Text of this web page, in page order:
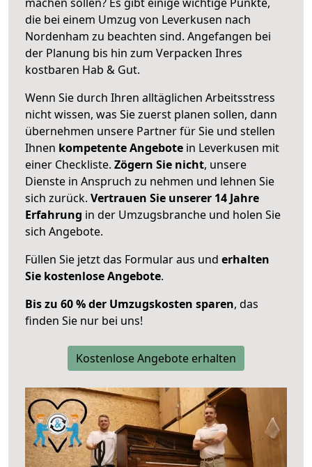
die bei einem Umzug von Leverkusen nach
Nordenham zu beachten sind. Angefangen bei
der Planung bis hin zum Verpacken Ihres
kostbaren Hab & Gut.
Wenn Sie durch Ihren alltäglichen Arbeitsstress
nicht wissen, was Sie zuerst planen sollen, dann
übernehmen unsere Partner für Sie und stellen
Ihnen kompetente Angebote in Leverkusen mit
einer Checkliste. Zögern Sie nicht, unsere
Dienste in Anspruch zu nehmen und lehnen Sie
sich zurück. Vertrauen Sie unserer 14 Jahre
Erfahrung in der Umzugsbranche und holen Sie
sich Angebote.
Füllen Sie jetzt das Formular aus und erhalten
Sie kostenlose Angebote.
Bis zu 60 % der Umzugskosten sparen, das
finden Sie nur bei uns!
Kostenlose Angebote erhalten